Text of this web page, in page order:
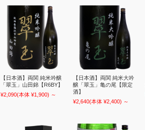
【日本酒】両関 純米吟醸
「翠玉」山田錦【R6BY】
¥2,090(本体 ¥1,900) ～
【日本酒】両関 純米大吟
醸「翠玉」亀の尾【限定
酒】
¥2,640(本体 ¥2,400) ～